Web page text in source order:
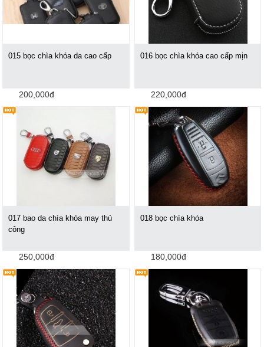
015 bọc chìa khóa da cao cấp
200,000đ
016 bọc chìa khóa cao cấp mịn
220,000đ
017 bao da chìa khóa may thủ
công
250,000đ
018 bọc chìa khóa
180,000đ